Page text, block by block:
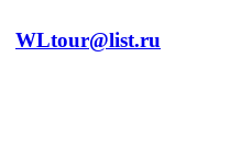
WLtour@list.ru